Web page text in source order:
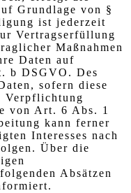
Grundlage von §
ist jederzeit
Vertragserfüllung
Maßnahmen
Daten auf
b DSGVO. Des
sofern diese
Verpflichtung
von Art. 6 Abs. 1
kann ferner
Interesses nach
Über die
Absätzen